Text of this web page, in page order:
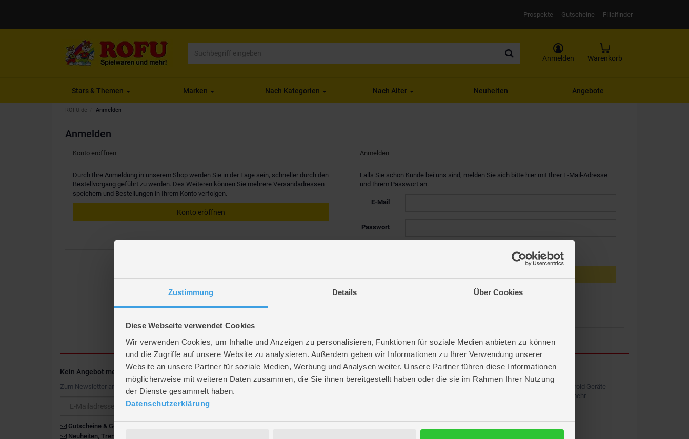
Zustimmung Details Über Cookies
Diese Webseite verwendet Cookies
Wir verwenden Cookies, um Inhalte und Anzeigen zu personalisieren, Funktionen für soziale Medien anbieten zu können
und die Zugriffe auf unsere Website zu analysieren. Außerdem geben wir Informationen zu Ihrer Verwendung unserer
Website an unsere Partner für soziale Medien, Werbung und Analysen weiter. Unsere Partner führen diese Informationen
möglicherweise mit weiteren Daten zusammen, die Sie ihnen bereitgestellt haben oder die sie im Rahmen Ihrer Nutzung
der Dienste gesammelt haben.
Datenschutzerklärung
Prospekte Gutscheine Filialfinder
Anmelden Warenkorb
Stars & Themen Marken Nach Kategorien Nach Alter Neuheiten Angebote
ROFU.de Anmelden
Anmelden
Anmelden
Falls Sie schon Kunde bei uns sind, melden Sie sich bitte hier mit Ihrer E-Mail-Adresse
und Ihrem Passwort an.
E-Mail
Passwort
Konto eröffnen
Durch Ihre Anmeldung in unserem Shop werden Sie in der Lage sein, schneller durch den
Bestellvorgang geführt zu werden. Des Weiteren können Sie mehrere Versandadressen
speichern und Bestellungen in Ihrem Konto verfolgen.
Konto eröffnen
Kein Angebot mehr verpassen
Zum Newsletter anmelden & Vorteile sichern
Gutscheine & Gewinnspiele
Neuheiten, Trends & Angebote
ROFU Community ROFU APP
Kostenlos für iOS und Android Geräte -
Shopping, News & vieles mehr